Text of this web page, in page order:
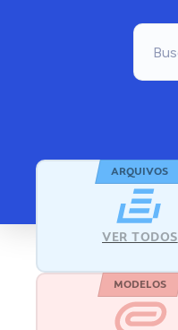
ARQUIVOS
VER TODOS
MODELOS